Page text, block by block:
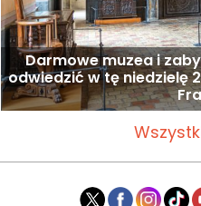
Darmowe muzea i
odwiedzić w tę niedzielę